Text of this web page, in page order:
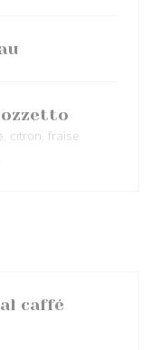
citron, fraise
caffé